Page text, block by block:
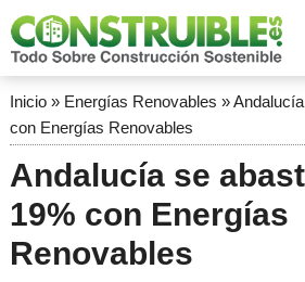
Inicio» Energías Renovables »
con Energías Renovables
Andalucía se
19% con Energías
Renovables